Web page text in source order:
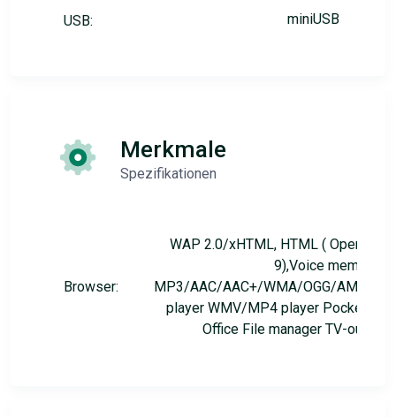
USB: miniUSB
Merkmale
Spezifikationen
Browser:
WAP 2.0/xHTML, HTML ( Opera
9),Voice memo
MP3/AAC/AAC+/WMA/OGG/AMR
player WMV/MP4 player Pocket
Office File manager TV-out